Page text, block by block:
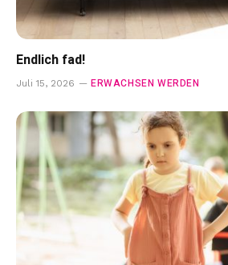
Endlich fad!
Juli 15, 2026 ERWACHSEN WERDEN